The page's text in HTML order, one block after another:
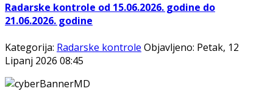
Radarske kontrole od 15.06.2026. godine do
21.06.2026. godine
Kategorija: Radarske kontrole Objavljeno: Petak, 12
Lipanj 2026 08:45